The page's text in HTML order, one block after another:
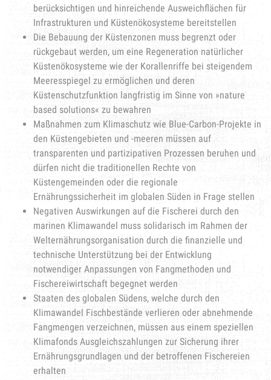
berücksichtigen und hinreichende Ausweichflächen für
Infrastrukturen und Küstenökosysteme bereitstellen
Die Bebauung der Küstenzonen muss begrenzt oder
rückgebaut werden, um eine Regeneration natürlicher
Küstenökosysteme wie der Korallenriffe bei steigendem
Meeresspiegel zu ermöglichen und deren
Küstenschutzfunktion langfristig im Sinne von »nature
based solutions« zu bewahren
Maßnahmen zum Klimaschutz wie Blue-Carbon-Projekte in
den Küstengebieten und -meeren müssen auf
transparenten und partizipativen Prozessen beruhen und
dürfen nicht die traditionellen Rechte von
Küstengemeinden oder die regionale
Ernährungssicherheit im globalen Süden in Frage stellen
Negativen Auswirkungen auf die Fischerei durch den
marinen Klimawandel muss solidarisch im Rahmen der
Welternährungsorganisation durch die finanzielle und
technische Unterstützung bei der Entwicklung
notwendiger Anpassungen von Fangmethoden und
Fischereiwirtschaft begegnet werden
Staaten des globalen Südens, welche durch den
Klimawandel Fischbestände verlieren oder abnehmende
Fangmengen verzeichnen, müssen aus einem speziellen
Klimafonds Ausgleichszahlungen zur Sicherung ihrer
Ernährungsgrundlagen und der betroffenen Fischereien
erhalten